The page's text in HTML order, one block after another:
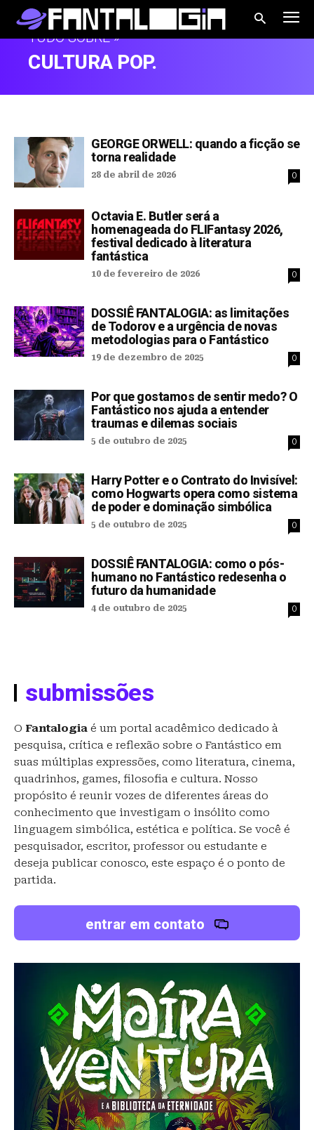
TUDO SOBRE »
CULTURA POP.
GEORGE ORWELL: quando a ficção se
torna realidade
28 de abril de 2026 0
Octavia E. Butler será a
homenageada do FLIFantasy 2026,
festival dedicado à literatura
fantástica
10 de fevereiro de 2026 0
DOSSIÊ FANTALOGIA: as limitações
de Todorov e a urgência de novas
metodologias para o Fantástico
19 de dezembro de 2025 0
Por que gostamos de sentir medo? O
Fantástico nos ajuda a entender
traumas e dilemas sociais
5 de outubro de 2025 0
Harry Potter e o Contrato do Invisível:
como Hogwarts opera como sistema
de poder e dominação simbólica
5 de outubro de 2025 0
DOSSIÊ FANTALOGIA: como o pós-
humano no Fantástico redesenha o
futuro da humanidade
4 de outubro de 2025 0
submissões
O Fantalogia é um portal acadêmico dedicado à
pesquisa, crítica e reflexão sobre o Fantástico em
suas múltiplas expressões, como literatura, cinema,
quadrinhos, games, filosofia e cultura. Nosso
propósito é reunir vozes de diferentes áreas do
conhecimento que investigam o insólito como
linguagem simbólica, estética e política. Se você é
pesquisador, escritor, professor ou estudante e
deseja publicar conosco, este espaço é o ponto de
partida.
entrar em contato